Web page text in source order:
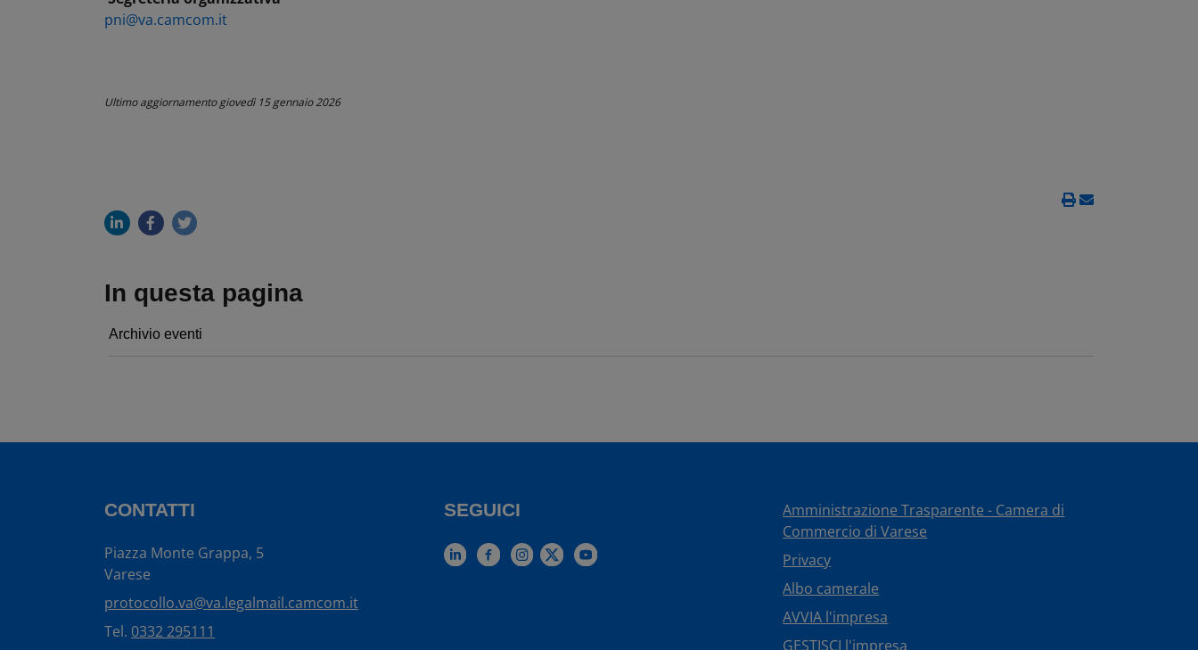
pni@va.camcom.it
Ultimo aggiornamentogiovedì 15 gennaio 2026
In questa pagina
Archivio eventi
CONTATTI
Piazza Monte Grappa, 5
Varese
protocollo.va@va.legalmail.camcom.it
Tel. 0332 295111
SEGUICI
Amministrazione Trasparente - Camera di
Commercio di Varese
Privacy
Albo camerale
AVVIA l'impresa
GESTISCI l'impresa